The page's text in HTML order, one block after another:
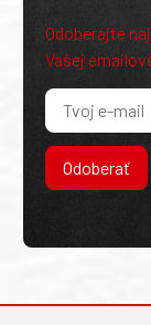
Odoberajte
Vašej
Odoberať